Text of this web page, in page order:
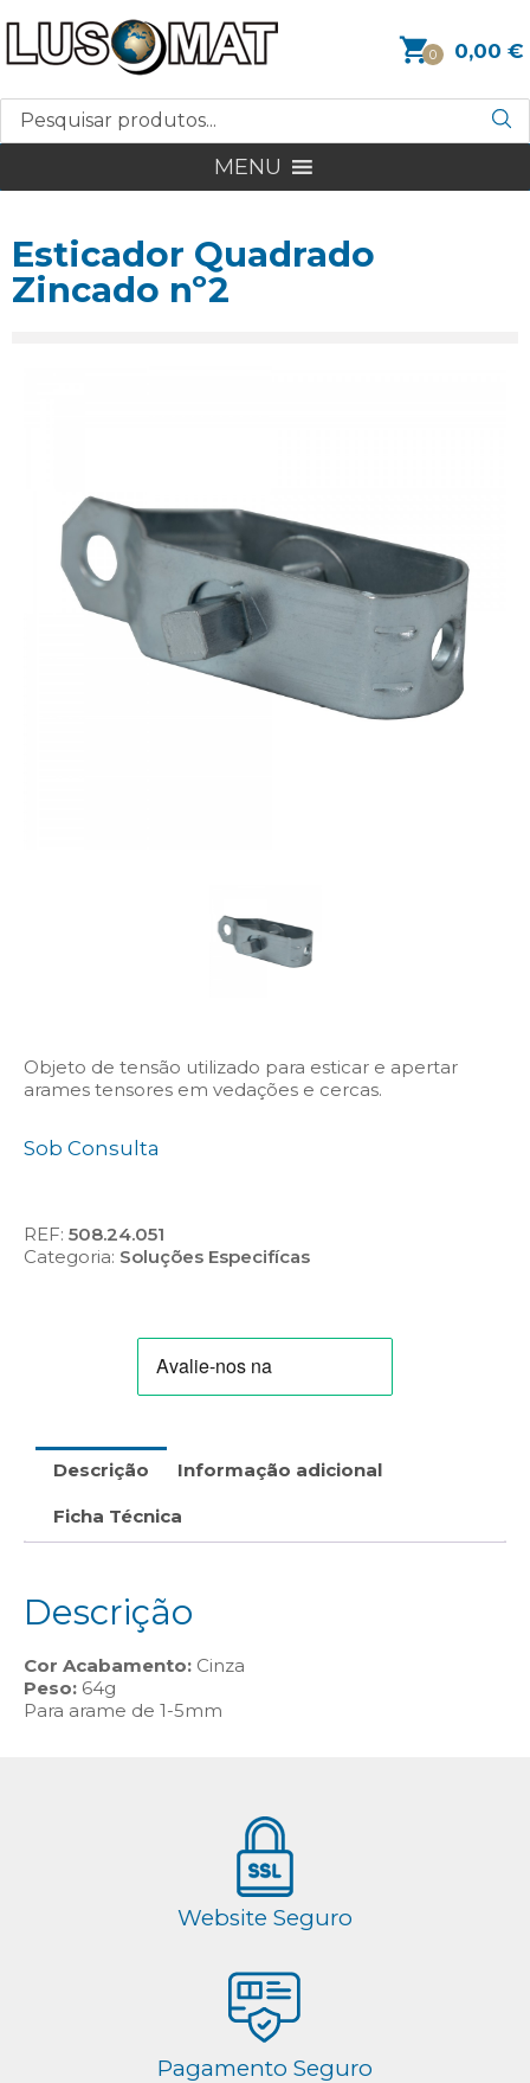
0 0,00 €
MENU
Esticador Quadrado
Zincado nº2
Objeto de tensão utilizado para esticar e apertar
arames tensores em vedações e cercas.
Sob Consulta
REF: 508.24.051
Categoria: Soluções Especifícas
Descrição Informação adicional
Ficha Técnica
Descrição
Cor Acabamento: Cinza
Peso: 64g
Para arame de 1-5mm
Website Seguro
Pagamento Seguro